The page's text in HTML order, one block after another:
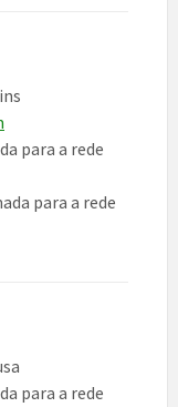
para a rede
para a rede
para a rede